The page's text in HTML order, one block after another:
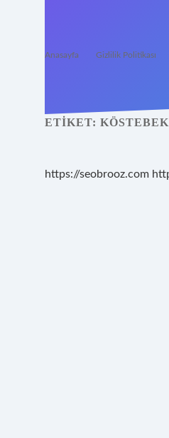
Anasayfa Gizlilik Politikası
ETIKET:
https://seobrooz.com